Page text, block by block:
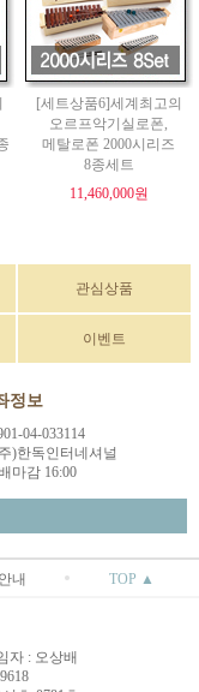
[세트상품6]세계최고의
오르프악기실로폰,
메탈로폰 2000시리즈
8종세트
11,460,000원
관심상품
이벤트
정보
04-033114
)한독인터네셔널
마감 16:00
내 TOP ▲
자 : 오상배